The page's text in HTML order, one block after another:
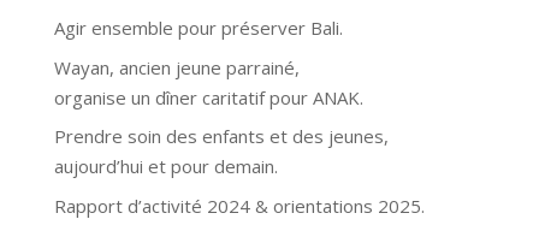
Agir ensemble pour préserver Bali.
Wayan, ancien jeune parrainé,
organise un dîner caritatif pour ANAK.
Prendre soin des enfants et des jeunes,
aujourd’hui et pour demain.
Rapport d’activité 2024 & orientations 2025.